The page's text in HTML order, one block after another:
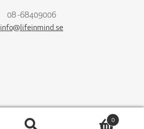
08 -68409006
info@lifeinmind.se
0